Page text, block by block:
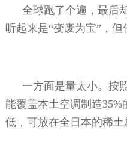
全球跑了个遍，最后
听起来是“变废为宝”，但
一方面是量太小。按
能覆盖本土空调制造35%
低，可放在全日本的稀土